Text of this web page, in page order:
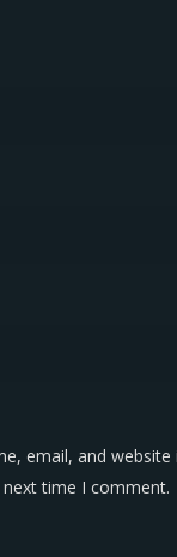
email, and website
time I comment.